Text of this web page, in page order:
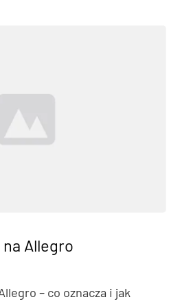
Allegro
– co oznacza i jak